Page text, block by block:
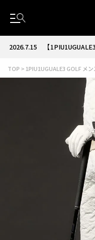
2026.7.15【
TOP 1PIU1UGUALE3 GOLF メ